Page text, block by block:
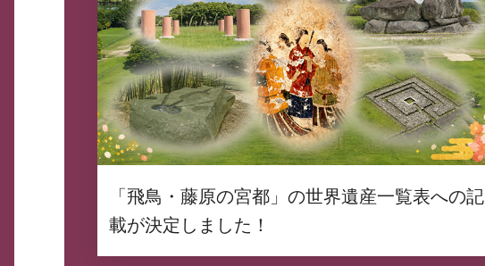
「飛鳥・藤原の宮都」の世界遺産一覧表への記
載が決定しました！